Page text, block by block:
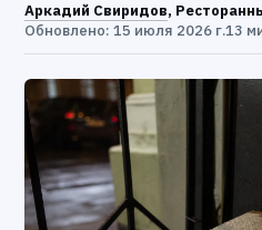
Аркадий Свиридов,
Обновлено: 15 июля 2026 г.13